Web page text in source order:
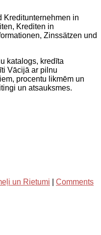
Kreditunternehmen in
Krediten in
Zinssätzen und
katalogs, kredīta
Vācijā ar pilnu
procentu likmēm un
un atsauksmes.
un Rietumi
Comments